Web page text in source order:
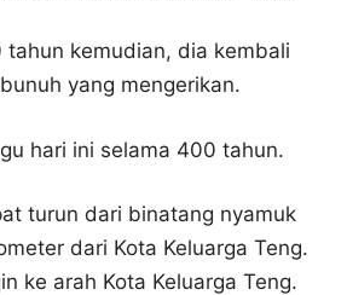
tahun kemudian, dia kembali
yang mengerikan.
hari ini selama 400 tahun.
turun dari binatang nyamuk
dari Kota Keluarga Teng.
ke arah Kota Keluarga Teng.